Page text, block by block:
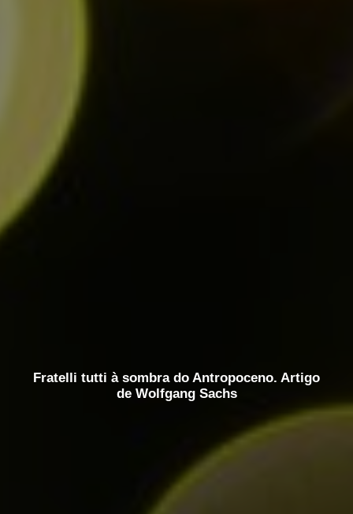
Fratelli tutti à sombra do Antropoceno. Artigo
de Wolfgang Sachs